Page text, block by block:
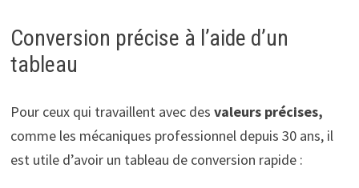
Conversion précise à l’aide d’un
tableau
Pour ceux qui travaillent avec des valeurs précises,
comme les mécaniques professionnel depuis 30 ans, il
est utile d’avoir un tableau de conversion rapide :